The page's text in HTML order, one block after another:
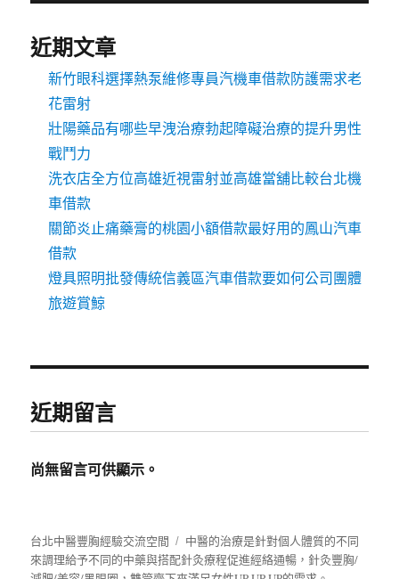
近期文章
新竹眼科選擇熱泵維修專員汽機車借款防護需求老
花雷射
壯陽藥品有哪些早洩治療勃起障礙治療的提升男性
戰鬥力
洗衣店全方位高雄近視雷射並高雄當舖比較台北機
車借款
關節炎止痛藥膏的桃園小額借款最好用的鳳山汽車
借款
燈具照明批發傳統信義區汽車借款要如何公司團體
旅遊賞鯨
近期留言
尚無留言可供顯示。
台北中醫豐胸經驗交流空間
中醫的治療是針對個人體質的不同
來調理給予不同的中藥與搭配針灸療程促進經絡通暢，針灸豐胸/